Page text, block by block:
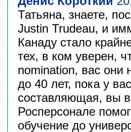
Татьяна, знаете,
Justin Trudeau, и
Канаду стало
тех, в ком уверен,
nomination, вас они
до 40 лет, пока у
составляющая, вы
Росперсонале
обучение до